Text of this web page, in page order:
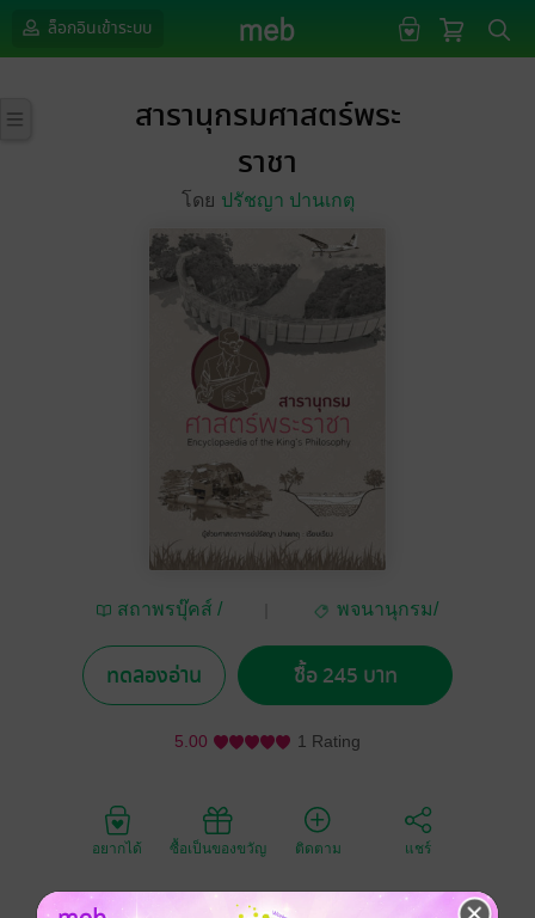
ล็อกอินเข้าระบบ
สารานุกรมศาสตร์พระ
ราชา
โดย ปรัชญา ปานเกตุ
สถาพรบุ๊คส์ /
พจนานุกรม/
ทดลองอ่าน ซื้อ 245 บาท
5.00 1 Rating
อยากได้ ซื้อเป็นของขวัญ ติดตาม แชร์